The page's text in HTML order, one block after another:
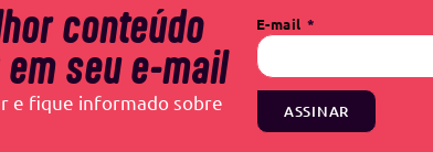
conteúdo
seu e-mail
e fique informado sobre
E-mail
ASSINAR